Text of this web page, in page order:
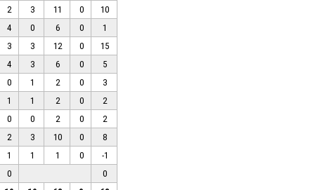
2 3 11 0
10
4 0 6 0
1
3 3 12 0
15
4 3 6 0
5
0 1 2 0
3
1 1 2 0
2
0 0 2 0
2
2 3 10 0
8
1 1 1 0
-1
0
0